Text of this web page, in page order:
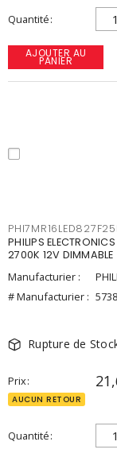
Quantité
AJOUTER AU
PANIER
PHILIPS
2700K 12V DIMMABLE
Manufacturier :
# Manufacturier :
Rupture de
Prix
AUCUN RETOUR
Quantité